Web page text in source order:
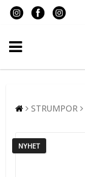
STRUMPOR
NYHET